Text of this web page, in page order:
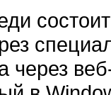
через